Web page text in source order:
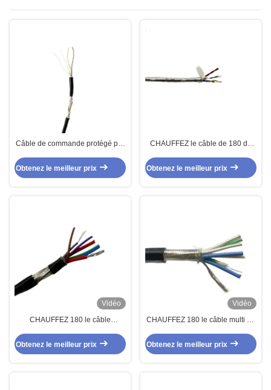
Câble de commande protégé par
4core
Obtenez le meilleur prix
CHAUFFEZ le câble de 180 de
données argenté de l'en cuivre
Obtenez le meilleur prix
Vidéo
CHAUFFEZ 180 le câble
de milliseconde Composite 2 X
16AWG +5 X 24AWG
Obtenez le meilleur prix
Vidéo
CHAUFFEZ 180 le câble multi de
commande de noyau de
milliseconde Pvc Insualted
Obtenez le meilleur prix